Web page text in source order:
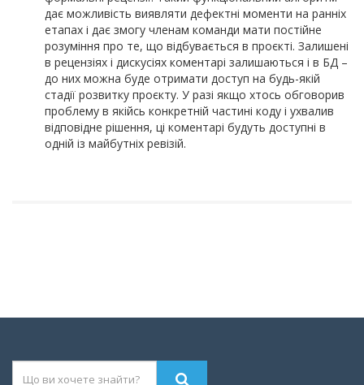
дає можливість виявляти дефектні моменти на ранніх
етапах і дає змогу членам команди мати постійне
розуміння про те, що відбувається в проєкті. Залишені
в рецензіях і дискусіях коментарі залишаються і в БД –
до них можна буде отримати доступ на будь-якій
стадії розвитку проєкту. У разі якщо хтось обговорив
проблему в якійсь конкретній частині коду і ухвалив
відповідне рішення, ці коментарі будуть доступні в
одній із майбутніх ревізій.